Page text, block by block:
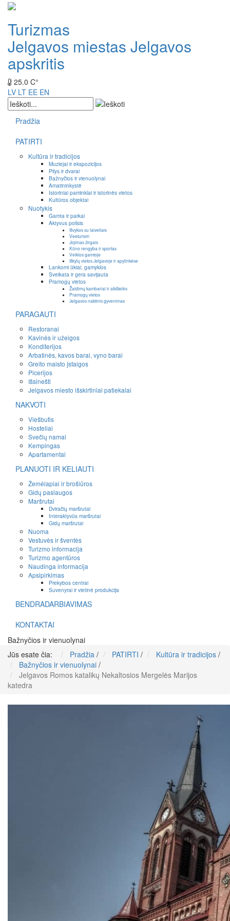
Turizmas
Jelgavos miestas Jelgavos
apskritis
25.0 C°
LV LT EE EN
Pradžia
PATIRTI
Kultūra ir tradicijos
Muziejai ir ekspozicijos
Pilys ir dvarai
Bažnyčios ir vienuolynai
Amatininkystė
Istoriniai paminklai ir istorinės vietos
Kultūros objektai
Nuotykis
Gamta ir parkai
Aktyvus poilsis
Išvykos su laiveliais
Veeturism
Jojimas žirgais
Kūno rengyba ir sportas
Veiklos gamtoje
Iškylų vietos Jelgavoje ir apylinkėse
Lankomi ūkiai, gamyklos
Sveikata ir gera savijauta
Pramogų vietos
Žaidimų kambariai ir aikštelės
Pramogų vietos
Jelgavos naktinis gyvenimas
PARAGAUTI
Restoranai
Kavinės ir užeigos
Konditerijos
Arbatinės, kavos barai, vyno barai
Greito maisto įstaigos
Picerijos
Išsinešti
Jelgavos miesto išskirtiniai patiekalai
NAKVOTI
Viešbutis
Hosteliai
Svečių namai
Kempingas
Apartamentai
PLANUOTI IR KELIAUTI
Žemėlapiai ir brošiūros
Gidų paslaugos
Maršrutai
Dviračių maršrutai
Interaktyvūs maršrutai
Gidų maršrutai
Nuoma
Vestuvės ir šventės
Turizmo informacija
Turizmo agentūros
Naudinga informacija
Apsipirkimas
Prekybos centrai
Suvenyrai ir vietinė produkcija
BENDRADARBIAVIMAS
KONTAKTAI
Bažnyčios ir vienuolynai
Jūs esate čia:
Pradžia / PATIRTI / Kultūra ir tradicijos /
Bažnyčios ir vienuolynai /
Jelgavos Romos katalikų Nekaltosios Mergelės Marijos
katedra